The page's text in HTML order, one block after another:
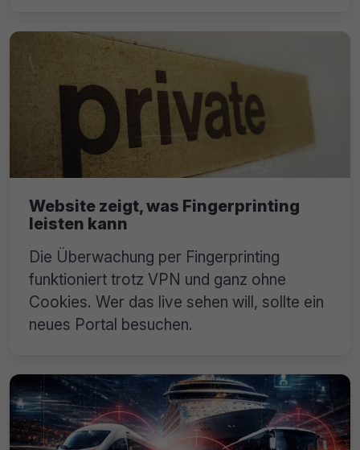
Website zeigt, was Fingerprinting
leisten kann
Die Überwachung per Fingerprinting
funktioniert trotz VPN und ganz ohne
Cookies. Wer das live sehen will, sollte ein
neues Portal besuchen.